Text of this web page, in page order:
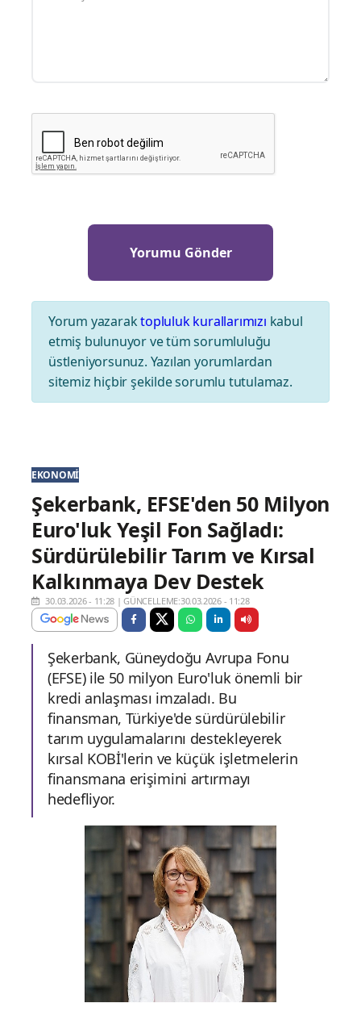
Yorum yazaraktopluluk kurallarımızı kabul
etmiş bulunuyor ve tüm sorumluluğu
üstleniyorsunuz. Yazılan yorumlardan
sitemiz hiçbir şekilde sorumlu tutulamaz.
EKONOMI
Şekerbank, EFSE'den 50 Milyon
Euro'luk Yeşil Fon Sağladı:
Sürdürülebilir Tarım ve Kırsal
Kalkınmaya Dev Destek
30.03.2026 - 11:28 |GÜNCELLEME:30.03.2026 - 11:28
Şekerbank, Güneydoğu Avrupa Fonu
(EFSE) ile 50 milyon Euro'luk önemli bir
kredi anlaşması imzaladı. Bu
finansman, Türkiye'de sürdürülebilir
tarım uygulamalarını destekleyerek
kırsal KOBİ'lerin ve küçük işletmelerin
finansmana erişimini artırmayı
hedefliyor.